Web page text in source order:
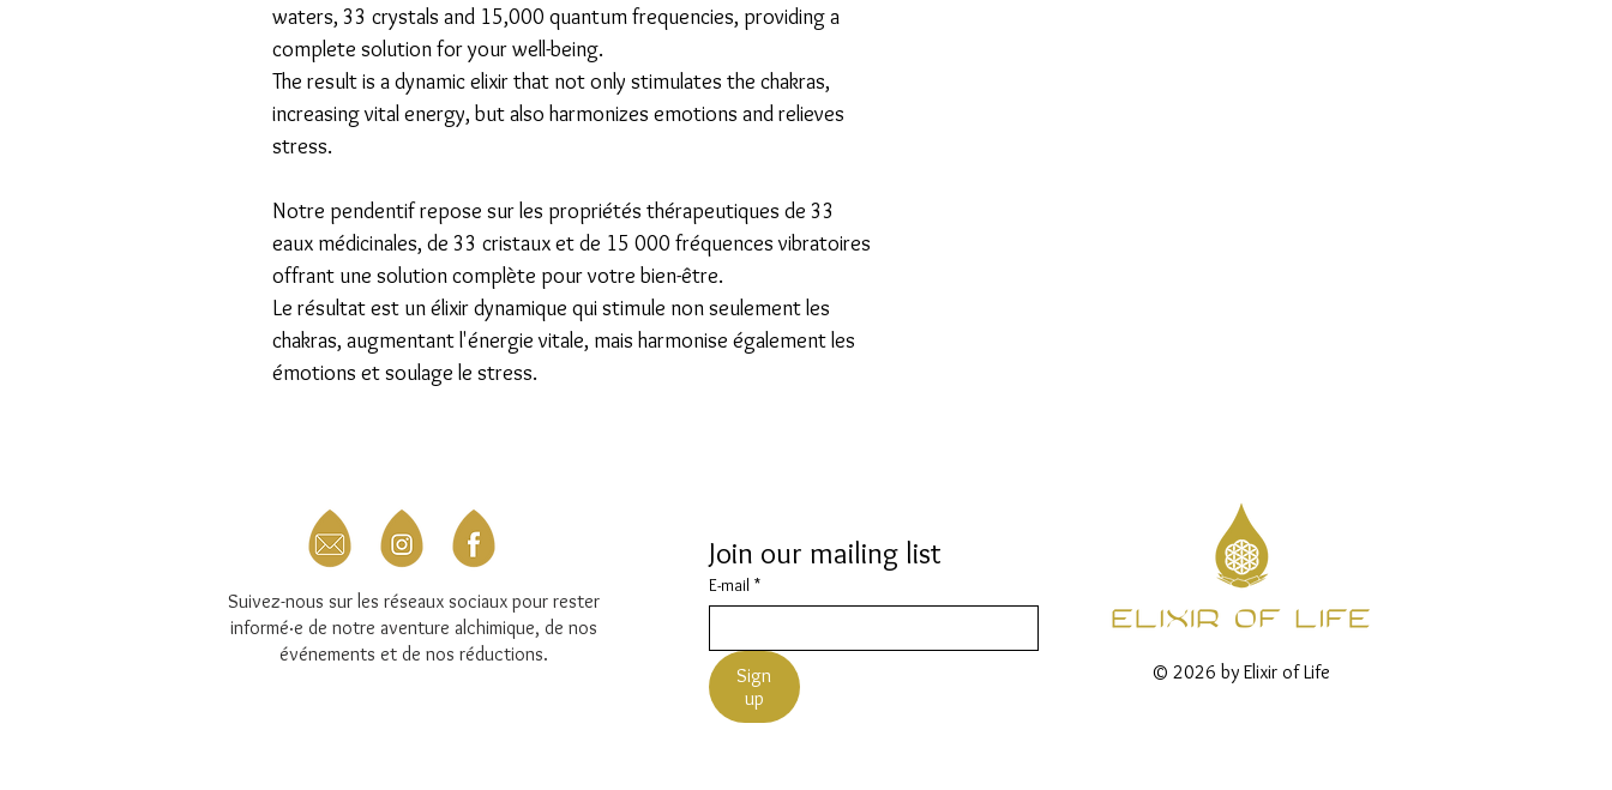
waters, 33 crystals and 15,000 quantum frequencies, providing a
complete solution for your well-being.
​The result is a dynamic elixir that not only stimulates the chakras,
increasing vital energy, but also harmonizes emotions and relieves
stress.
Notre pendentif repose sur les propriétés thérapeutiques de 33
eaux médicinales, de 33 cristaux et de 15 000 fréquences vibratoires
offrant une solution complète pour votre bien-être.
​Le résultat est un élixir dynamique qui stimule non seulement les
chakras, augmentant l'énergie vitale, mais harmonise également les
émotions et soulage le stress.
Suivez-nous sur les réseaux sociaux pour rester
informé·e de notre aventure alchimique, de nos
événements et de nos réductions.
Join our mailing list
E-mail *
Sign
up
© 2026 by Elixir of Life